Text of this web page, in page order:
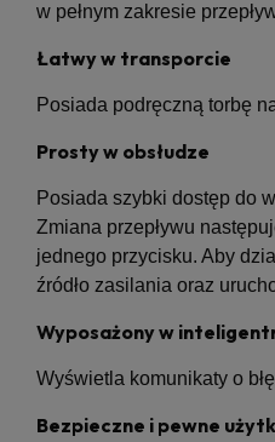
w pełnym zakresie
Łatwy w transporcie
Posiada podręczną torbę
Prosty w obsłudze
Posiada szybki dostęp do
Zmiana przepływu
jednego przycisku. Aby
źródło zasilania oraz
Wyposażony w
Wyświetla komunikaty o
Bezpieczne i pewne